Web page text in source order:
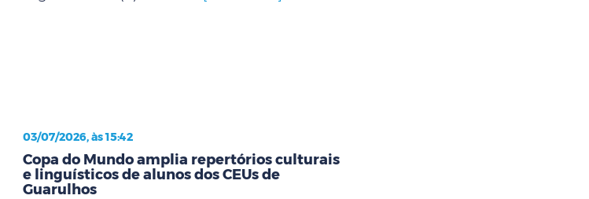
03/07/2026, às 15:42
Copa do Mundo amplia repertórios culturais
e linguísticos de alunos dos CEUs de
Guarulhos